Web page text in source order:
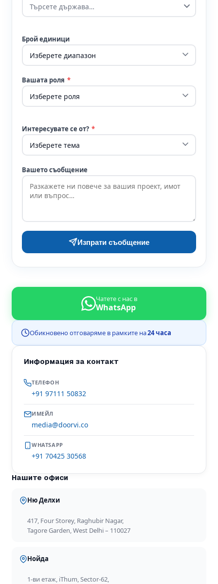
Брой единици
Вашата роля *
Интересувате се от? *
Вашето съобщение
Изпрати съобщение
Чатете с нас в
WhatsApp
Обикновено отговаряме в рамките на24 часа
Информация за контакт
ТЕЛЕФОН
+91 97111 50832
ИМЕЙЛ
media@doorvi.co
WHATSAPP
+91 70425 30568
Нашите офиси
Ню Делхи
417, Four Storey, Raghubir Nagar,
Tagore Garden, West Delhi – 110027
Нойда
1-ви етаж, iThum, Sector-62,